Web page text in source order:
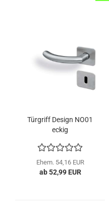
Tür­griff De­sign NO01
eckig
Ehem. 54,16 EUR
ab 52,99 EUR